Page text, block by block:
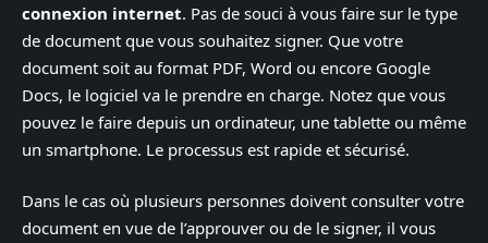
connexion internet. Pas de souci à vous faire sur le type
de document que vous souhaitez signer. Que votre
document soit au format PDF, Word ou encore Google
Docs, le logiciel va le prendre en charge. Notez que vous
pouvez le faire depuis un ordinateur, une tablette ou même
un smartphone. Le processus est rapide et sécurisé.
Dans le cas où plusieurs personnes doivent consulter votre
document en vue de l’approuver ou de le signer, il vous